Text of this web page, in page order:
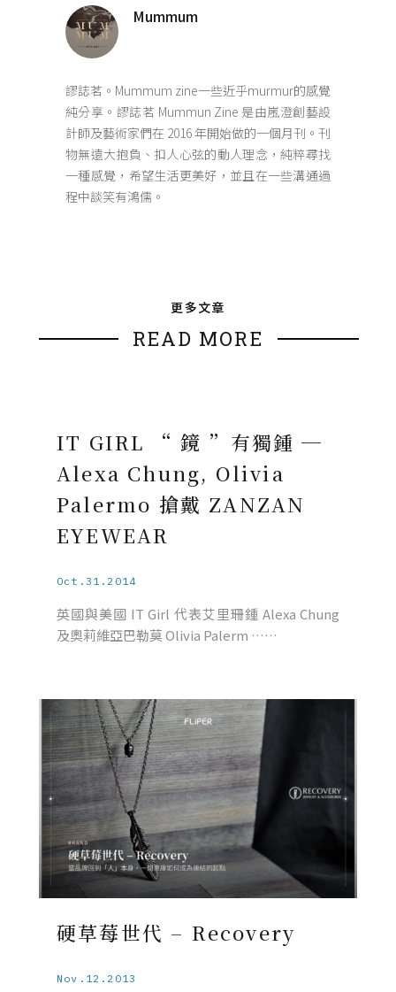
Mummum
謬誌茗。Mummum zine一些近乎murmur的感覺
純分享。謬誌茗 Mummun Zine 是由嵐澄創藝設
計師及藝術家們在 2016 年開始做的一個月刊。刊
物無遠大抱負、扣人心弦的動人理念，純粹尋找
一種感覺，希望生活更美好，並且在一些溝通過
程中談笑有鴻儒。
更多文章
READ MORE
IT GIRL “ 鏡 ”有獨鍾 ─
Alexa Chung, Olivia
Palermo 搶戴 ZANZAN
EYEWEAR
Oct.31.2014
英國與美國 IT Girl 代表艾里珊鍾 Alexa Chung
及奧莉維亞巴勒莫 Olivia Palerm ……
硬草莓世代 – Recovery
Nov.12.2013